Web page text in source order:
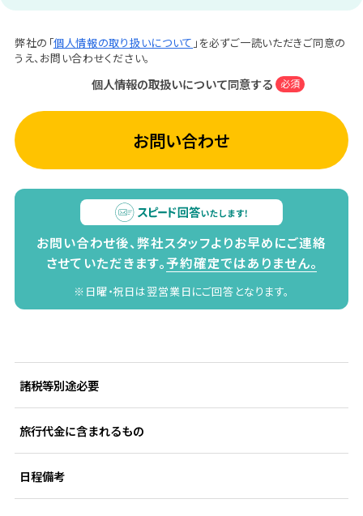
弊社の「個人情報の取り扱いについて 」を必ずご一読いただきご同意の
うえ、お問い合わせください。
個人情報の取扱いについて同意する 必須
お問い合わせ
お問い合わせ後、弊社スタッフよりお早めにご連絡
させていただきます。予約確定ではありません。
※日曜・祝日は翌営業日にご回答となります。
諸税等別途必要
旅行代金に含まれるもの
日程備考